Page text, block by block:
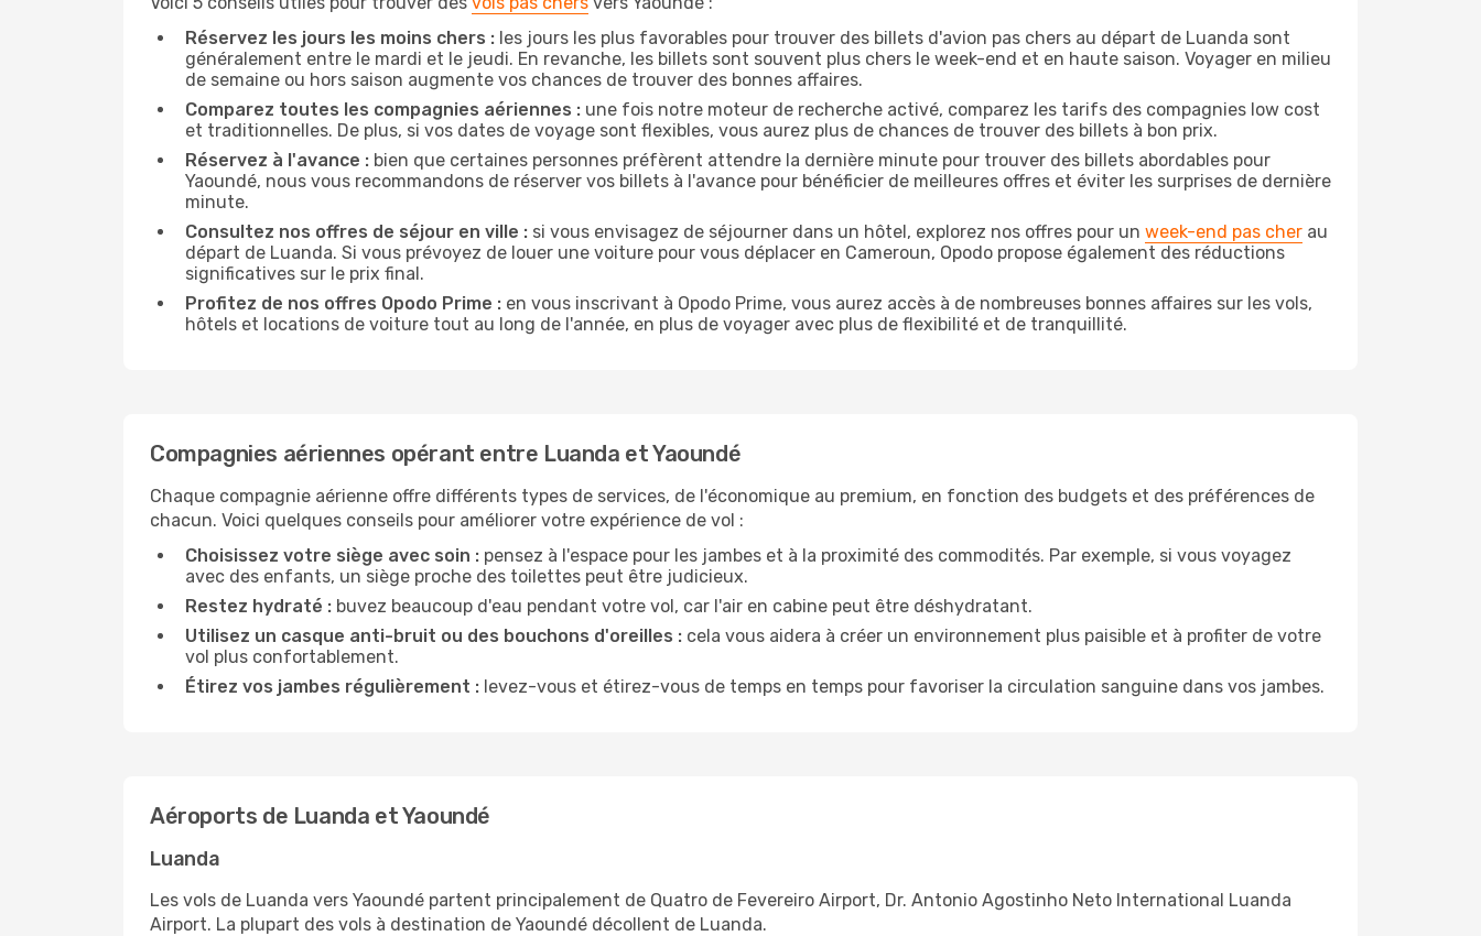
Réservez les jours les moins chers : les jours les plus favorables pour trouver des billets d'avion pas chers au départ de Luanda sont
généralement entre le mardi et le jeudi. En revanche, les billets sont souvent plus chers le week-end et en haute saison. Voyager en milieu
de semaine ou hors saison augmente vos chances de trouver des bonnes affaires.
Comparez toutes les compagnies aériennes : une fois notre moteur de recherche activé, comparez les tarifs des compagnies low cost
et traditionnelles. De plus, si vos dates de voyage sont flexibles, vous aurez plus de chances de trouver des billets à bon prix.
Réservez à l'avance : bien que certaines personnes préfèrent attendre la dernière minute pour trouver des billets abordables pour
Yaoundé, nous vous recommandons de réserver vos billets à l'avance pour bénéficier de meilleures offres et éviter les surprises de dernière
minute.
Consultez nos offres de séjour en ville : si vous envisagez de séjourner dans un hôtel, explorez nos offres pour un week-end pas cher au
départ de Luanda. Si vous prévoyez de louer une voiture pour vous déplacer en Cameroun, Opodo propose également des réductions
significatives sur le prix final.
Profitez de nos offres Opodo Prime : en vous inscrivant à Opodo Prime, vous aurez accès à de nombreuses bonnes affaires sur les vols,
hôtels et locations de voiture tout au long de l'année, en plus de voyager avec plus de flexibilité et de tranquillité.
Compagnies aériennes opérant entre Luanda et Yaoundé
Chaque compagnie aérienne offre différents types de services, de l'économique au premium, en fonction des budgets et des préférences de
chacun. Voici quelques conseils pour améliorer votre expérience de vol :
Choisissez votre siège avec soin : pensez à l'espace pour les jambes et à la proximité des commodités. Par exemple, si vous voyagez
avec des enfants, un siège proche des toilettes peut être judicieux.
Restez hydraté : buvez beaucoup d'eau pendant votre vol, car l'air en cabine peut être déshydratant.
Utilisez un casque anti-bruit ou des bouchons d'oreilles : cela vous aidera à créer un environnement plus paisible et à profiter de votre
vol plus confortablement.
Étirez vos jambes régulièrement : levez-vous et étirez-vous de temps en temps pour favoriser la circulation sanguine dans vos jambes.
Aéroports de Luanda et Yaoundé
Luanda
Les vols de Luanda vers Yaoundé partent principalement de Quatro de Fevereiro Airport, Dr. Antonio Agostinho Neto International Luanda
Airport. La plupart des vols à destination de Yaoundé décollent de Luanda.